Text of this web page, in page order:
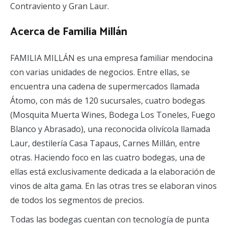
Contraviento y Gran Laur.
Acerca de Familia Millán
FAMILIA MILLÁN es una empresa familiar mendocina
con varias unidades de negocios. Entre ellas, se
encuentra una cadena de supermercados llamada
Átomo, con más de 120 sucursales, cuatro bodegas
(Mosquita Muerta Wines, Bodega Los Toneles, Fuego
Blanco y Abrasado), una reconocida olivícola llamada
Laur, destilería Casa Tapaus, Carnes Millán, entre
otras. Haciendo foco en las cuatro bodegas, una de
ellas está exclusivamente dedicada a la elaboración de
vinos de alta gama. En las otras tres se elaboran vinos
de todos los segmentos de precios.
Todas las bodegas cuentan con tecnología de punta